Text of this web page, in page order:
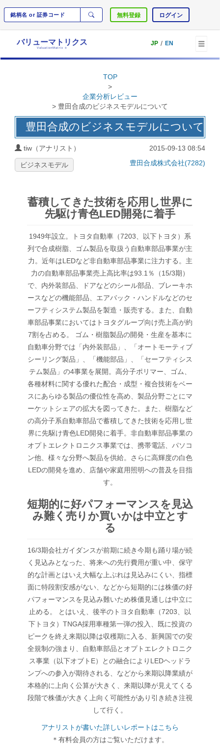
無料登録 ログイン
バリューマトリクス
ValuationMatrix ®
JP / EN
TOP
>
企業分析レビュー
> 豊田合成のビジネスモデルについて
豊田合成のビジネスモデルについて
tiw（アナリスト） 2015-09-13 08:54
ビジネスモデル 豊田合成株式会社(7282)
蓄積してきた技術を応用し世界に
先駆け青色LED開発に着手
1949年設立。トヨタ自動車（7203、以下トヨタ）系
列で合成樹脂、ゴム製品を取扱う自動車部品事業が主
力。近年はLEDなど非自動車部品事業に注力する。主
力の自動車部品事業売上高比率は93.1％（15/3期）
で、内外装部品、ドアなどのシール部品、ブレーキホ
ースなどの機能部品、エアバック・ハンドルなどのセ
ーフティシステム製品を製造・販売する。また、自動
車部品事業においてはトヨタグループ向け売上高が約
7割を占める。 ゴム・樹脂製品の開発・生産を基本に
自動車分野では「内外装部品」、「オートモーティブ
シーリング製品」、「機能部品」、「セーフティシス
テム製品」の4事業を展開。高分子ポリマー、ゴム、
各種材料に関する優れた配合・成型・複合技術をベー
スにあらゆる製品の優位性を高め、製品分野ごとにマ
ーケットシェアの拡大を図ってきた。また、樹脂など
の高分子系自動車部品で蓄積してきた技術を応用し世
界に先駆け青色LED開発に着手。非自動車部品事業の
オプトエレクトロニクス事業では、携帯電話、パソコ
ン他、様々な分野へ製品を供給。さらに高輝度の白色
LEDの開発を進め、店舗や家庭用照明への普及を目指
す。
短期的に好パフォーマンスを見込
み難く売りか買いかは中立とす
る
16/3期会社ガイダンスが前期に続き今期も踊り場が続
く見込みとなった、将来への先行費用が重い中、保守
的な計画とはいえ大幅な上ぶれは見込みにくい、指標
面に特段割安感がない、などから短期的には株価の好
パフォーマンスを見込み難いため株価見通しは中立に
止める。 とはいえ、後半のトヨタ自動車（7203、以
下トヨタ）TNGA採用車種第一弾の投入、既に投資の
ピークを終え来期以降は収穫期に入る、新興国での安
全規制の強まり、自動車部品とオプトエレクトロニク
ス事業（以下オブトE）との融合によりLEDヘッドラ
ンプへの参入が期待される、などから来期以降業績が
本格的に上向く公算が大きく、来期以降が見えてくる
段階で株価が大きく上向く可能性があり引き続き注視
して行く。
アナリストが書いた詳しいレポートはこちら
＊有料会員の方はご覧いただけます。